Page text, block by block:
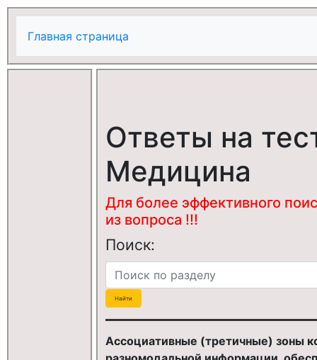
Главная страница
Ответы на
Медицина
Для более эффективного
из вопроса !!!
Поиск:
Ассоциативные (третичные) зоны